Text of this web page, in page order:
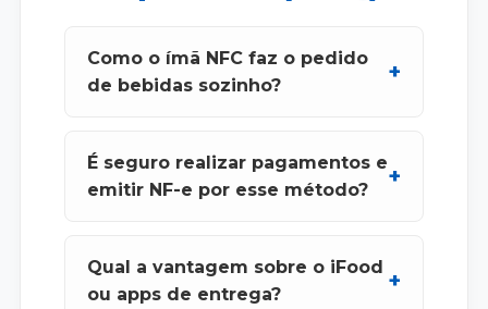
Como o ímã NFC faz o pedido
de bebidas sozinho?
É seguro realizar pagamentos e
emitir NF-e por esse método?
Qual a vantagem sobre o iFood
ou apps de entrega?